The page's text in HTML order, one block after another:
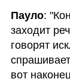
Пауло:
заходит
говорят
вот